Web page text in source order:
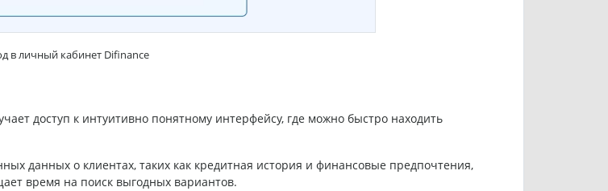
в личный кабинет Difinance
доступ к интуитивно понятному интерфейсу, где можно быстро находить
данных о клиентах, таких как кредитная история и финансовые предпочтения,
время на поиск выгодных вариантов.